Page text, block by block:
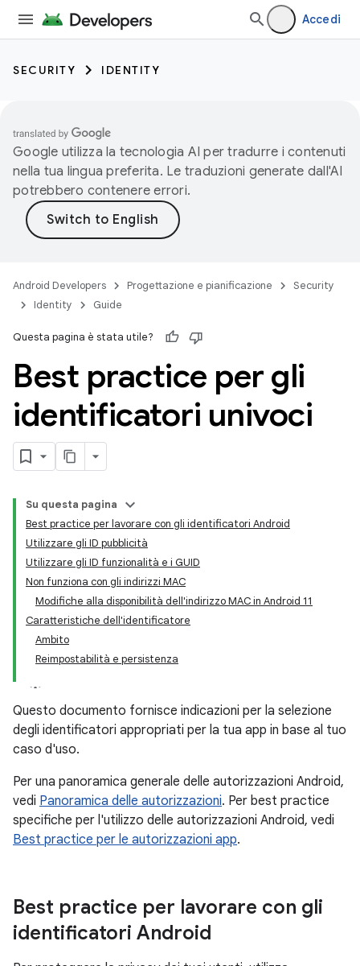
Accedi
SECURITY IDENTITY
Google utilizza la tecnologia AI per tradurre i contenuti
nella tua lingua preferita. Le traduzioni generate dall'AI
potrebbero contenere errori.
Android Developers Progettazione e pianificazione
Security
Identity
Guide
Questa pagina è stata utile?
Best practice per gli
identificatori univoci
Su questa pagina
Best practice per lavorare con gli identificatori Android
Utilizzare gli ID pubblicità
Utilizzare gli ID funzionalità e i GUID
Non funziona con gli indirizzi MAC
Modifiche alla disponibilità dell'indirizzo MAC in Android 11
Caratteristiche dell'identificatore
Ambito
Reimpostabilità e persistenza
Questo documento fornisce indicazioni per la selezione
degli identificatori appropriati per la tua app in base al tuo
caso d'uso.
Per una panoramica generale delle autorizzazioni Android,
vedi Panoramica delle autorizzazioni. Per best practice
specifiche per l'utilizzo delle autorizzazioni Android, vedi
Best practice per le autorizzazioni app.
Best practice per lavorare con gli
identificatori Android